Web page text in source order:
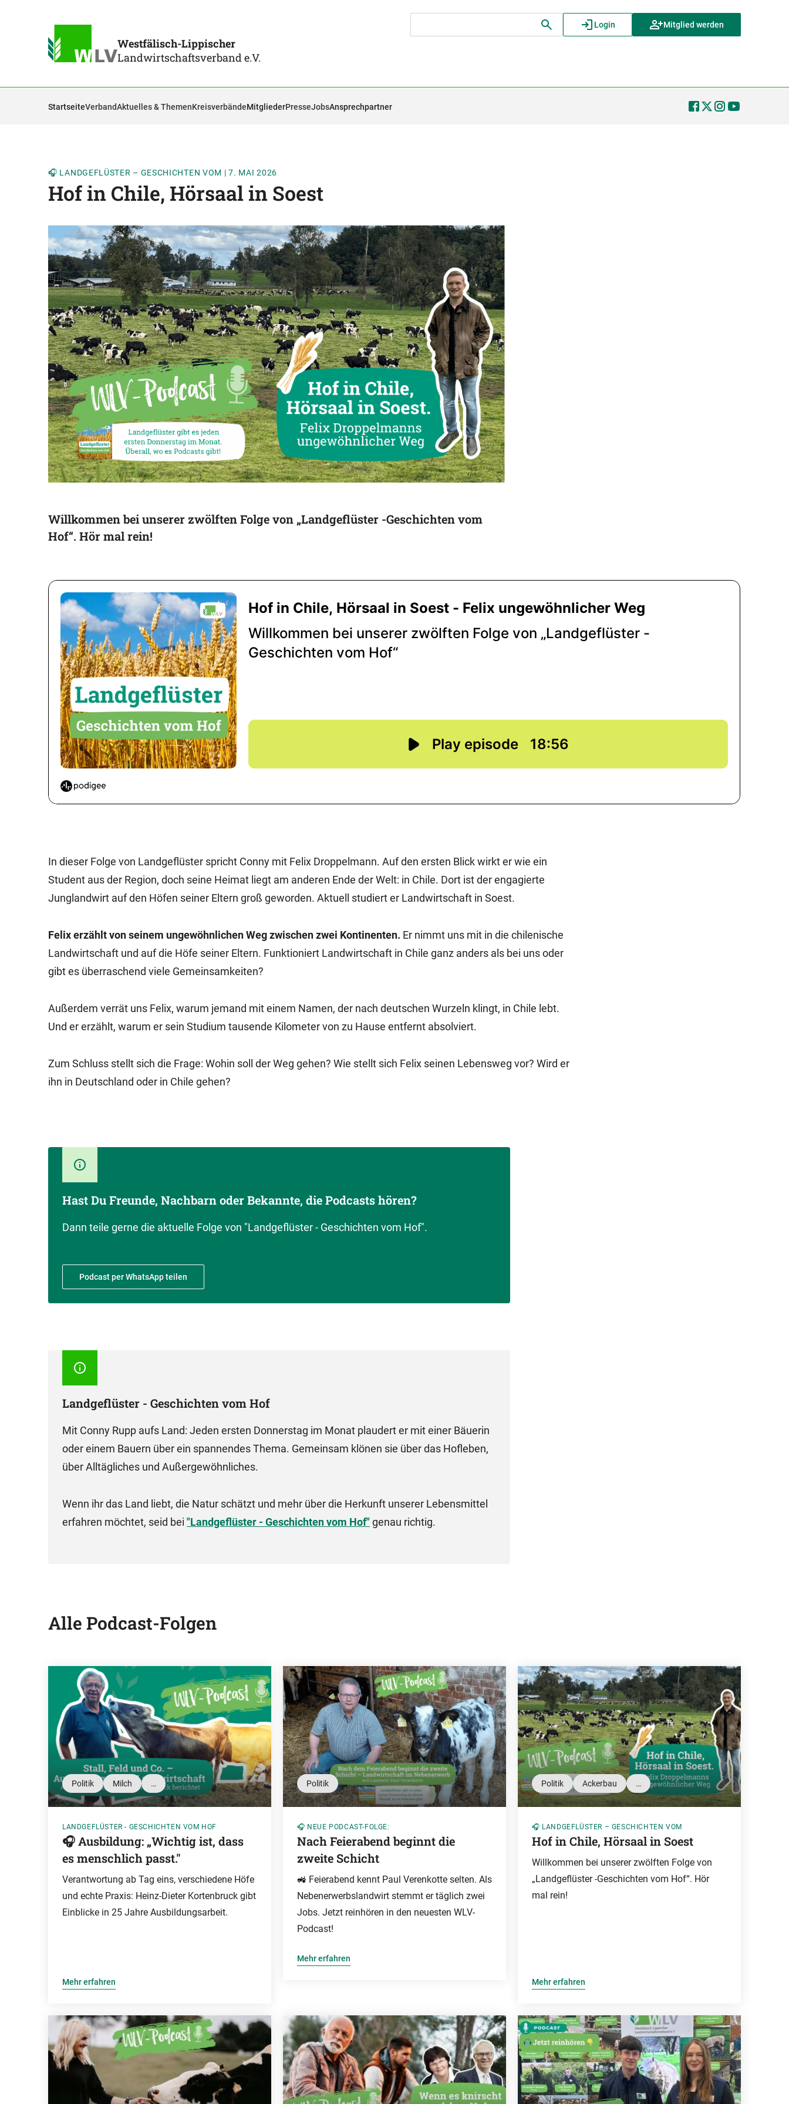
Westfälisch-Lippischer
Landwirtschaftsverband e.V.
Login Mitglied werden
StartseiteVerbandAktuelles & ThemenKreisverbändeMitgliederPresseJobsAnsprechpartner
🎧 LANDGEFLÜSTER – GESCHICHTEN VOM |7. MAI 2026
Hof in Chile, Hörsaal in Soest
Willkommen bei unserer zwölften Folge von „Landgeflüster -Geschichten vom
Hof“. Hör mal rein!
In dieser Folge von Landgeflüster spricht Conny mit Felix Droppelmann. Auf den ersten Blick wirkt er wie ein
Student aus der Region, doch seine Heimat liegt am anderen Ende der Welt: in Chile. Dort ist der engagierte
Junglandwirt auf den Höfen seiner Eltern groß geworden. Aktuell studiert er Landwirtschaft in Soest.
Felix erzählt von seinem ungewöhnlichen Weg zwischen zwei Kontinenten. Er nimmt uns mit in die chilenische
Landwirtschaft und auf die Höfe seiner Eltern. Funktioniert Landwirtschaft in Chile ganz anders als bei uns oder
gibt es überraschend viele Gemeinsamkeiten?
Außerdem verrät uns Felix, warum jemand mit einem Namen, der nach deutschen Wurzeln klingt, in Chile lebt.
Und er erzählt, warum er sein Studium tausende Kilometer von zu Hause entfernt absolviert.
Zum Schluss stellt sich die Frage: Wohin soll der Weg gehen? Wie stellt sich Felix seinen Lebensweg vor? Wird er
ihn in Deutschland oder in Chile gehen?
Hast Du Freunde, Nachbarn oder Bekannte, die Podcasts hören?
Dann teile gerne die aktuelle Folge von "Landgeflüster - Geschichten vom Hof".
Podcast per WhatsApp teilen
Landgeflüster - Geschichten vom Hof
Mit Conny Rupp aufs Land: Jeden ersten Donnerstag im Monat plaudert er mit einer Bäuerin
oder einem Bauern über ein spannendes Thema. Gemeinsam klönen sie über das Hofleben,
über Alltägliches und Außergewöhnliches.
Wenn ihr das Land liebt, die Natur schätzt und mehr über die Herkunft unserer Lebensmittel
erfahren möchtet, seid bei "Landgeflüster - Geschichten vom Hof"genau richtig.
Alle Podcast-Folgen
Politik Milch …
LANDGEFLÜSTER - GESCHICHTEN VOM HOF
🎧 Ausbildung: „Wichtig ist, dass
es menschlich passt."
Verantwortung ab Tag eins, verschiedene Höfe
und echte Praxis: Heinz-Dieter Kortenbruck gibt
Einblicke in 25 Jahre Ausbildungsarbeit.
Mehr erfahren
Politik
🎧 NEUE PODCAST-FOLGE:
Nach Feierabend beginnt die
zweite Schicht
🚜 Feierabend kennt Paul Verenkotte selten. Als
Nebenerwerbslandwirt stemmt er täglich zwei
Jobs. Jetzt reinhören in den neuesten WLV-
Podcast!
Mehr erfahren
Politik Ackerbau …
🎧 LANDGEFLÜSTER – GESCHICHTEN VOM
Hof in Chile, Hörsaal in Soest
Willkommen bei unserer zwölften Folge von
„Landgeflüster -Geschichten vom Hof“. Hör
mal rein!
Mehr erfahren